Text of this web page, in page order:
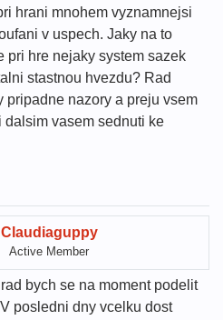
hrani mnohem vyznamnejsi
v uspech. Jaky na to
pri hre nejaky system sazek
stastnou hvezdu? Rad
pripadne nazory a preju vsem
dalsim vasem sednuti ke
Claudiaguppy
Active Member
bych se na moment podelit
posledni dny vcelku dost